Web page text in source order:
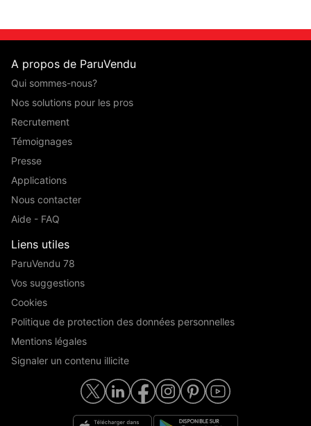
A propos de ParuVendu
Qui sommes-nous?
Nos solutions pour les pros
Recrutement
Témoignages
Presse
Applications
Nous contacter
Aide - FAQ
Liens utiles
ParuVendu 78
Vos suggestions
Cookies
Politique de protection des données personnelles
Mentions légales
Signaler un contenu illicite